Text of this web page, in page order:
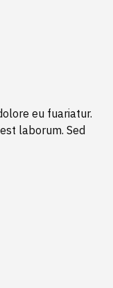
eu fuariatur.
laborum. Sed